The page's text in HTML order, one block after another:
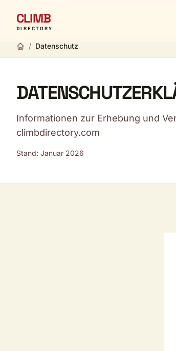
CLIMB
DIRECTORY
/ Datenschutz
Informationen zur Erhebung und
climbdirectory.com
Stand: Januar 2026